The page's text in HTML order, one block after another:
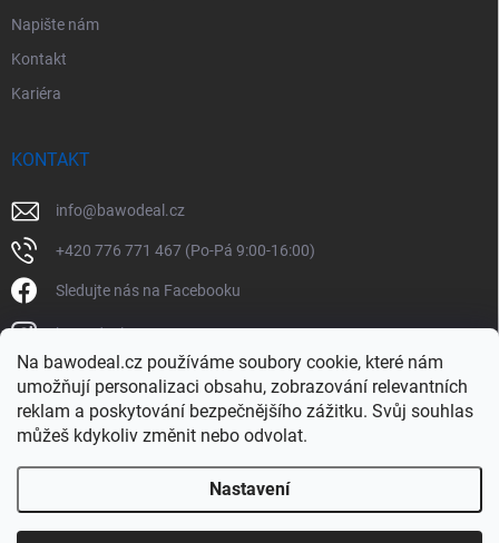
Na bawodeal.cz používáme soubory cookie, které nám
umožňují personalizaci obsahu, zobrazování relevantních
reklam a poskytování bezpečnějšího zážitku. Svůj souhlas
můžeš kdykoliv změnit nebo odvolat.
Nastavení
Napište nám
Kontakt
Kariéra
KONTAKT
info@bawodeal.cz
+420 776 771 467 (Po-Pá 9:00-16:00)
Sledujte nás na Facebooku
bawodealcz
@bawodealcz